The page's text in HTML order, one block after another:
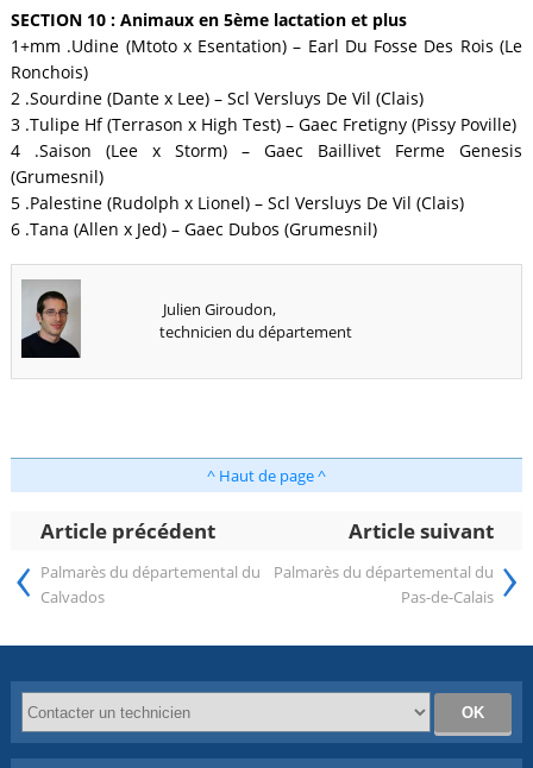
SECTION 10 : Animaux en 5ème lactation et plus
1+mm .Udine (Mtoto x Esentation) – Earl Du Fosse Des Rois (Le
Ronchois)
2 .Sourdine (Dante x Lee) – Scl Versluys De Vil (Clais)
3 .Tulipe Hf (Terrason x High Test) – Gaec Fretigny (Pissy Poville)
4 .Saison (Lee x Storm) – Gaec Baillivet Ferme Genesis
(Grumesnil)
5 .Palestine (Rudolph x Lionel) – Scl Versluys De Vil (Clais)
6 .Tana (Allen x Jed) – Gaec Dubos (Grumesnil)
Julien Giroudon,
technicien du département
^ Haut de page ^
Article précédent Article suivant
‹ Palmarès du départemental du
Calvados
Palmarès du départemental du
Pas-de-Calais ›